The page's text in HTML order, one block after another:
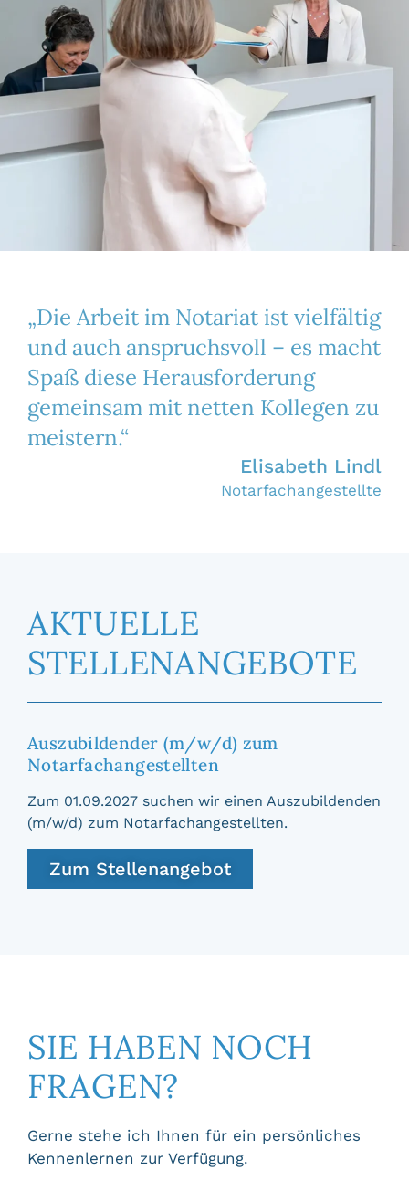
Elisabeth Lindl
Notarfachangestellte
„Die Arbeit im Notariat ist vielfältig
und auch anspruchsvoll – es macht
Spaß diese Herausforderung
gemeinsam mit netten Kollegen zu
meistern.“
AKTUELLE
STELLENAN­GEBOTE
Auszubildender (m/w/d) zum
Notarfachangestellten
Zum 01.09.2027 suchen wir einen Auszubildenden
(m/w/d) zum Notarfachangestellten.
Zum Stellenangebot
SIE HABEN NOCH
FRAGEN?
Gerne stehe ich Ihnen für ein persönliches
Kennenlernen zur Verfügung.